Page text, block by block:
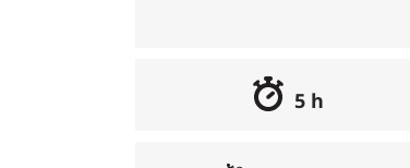
5 h